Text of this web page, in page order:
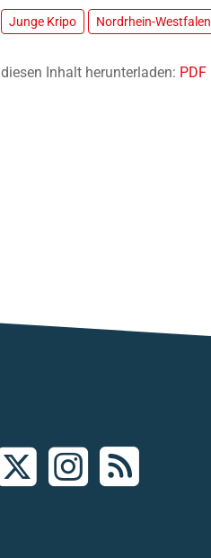
Junge Kripo Nordrhein-Westfalen
diesen Inhalt herunterladen: PDF